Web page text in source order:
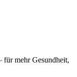
für mehr Gesundheit,